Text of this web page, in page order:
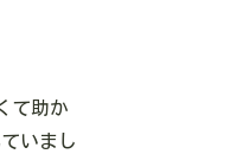
て助か
いまし